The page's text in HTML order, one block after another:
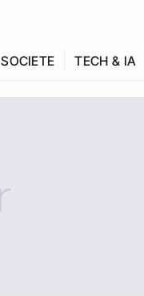
SOCIETE TECH & IA